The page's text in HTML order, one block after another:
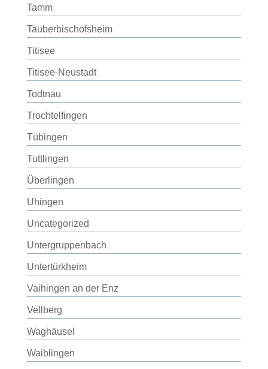
Tamm
Tauberbischofsheim
Titisee
Titisee-Neustadt
Todtnau
Trochtelfingen
Tübingen
Tuttlingen
Überlingen
Uhingen
Uncategorized
Untergruppenbach
Untertürkheim
Vaihingen an der Enz
Vellberg
Waghäusel
Waiblingen